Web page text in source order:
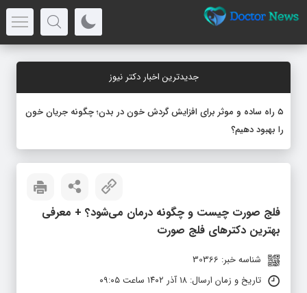
جدیدترین اخبار دکتر نیوز
۵ راه ساده و موثر برای افزایش گردش خون در بدن؛ چگونه جریان خون
را بهبود دهیم؟
فلج صورت چیست و چگونه درمان می‌شود؟ + معرفی
بهترین دکترهای فلج صورت
شناسه خبر: 30366
تاریخ و زمان ارسال: ۱۸ آذر ۱۴۰۲ ساعت ۰۹:۰۵